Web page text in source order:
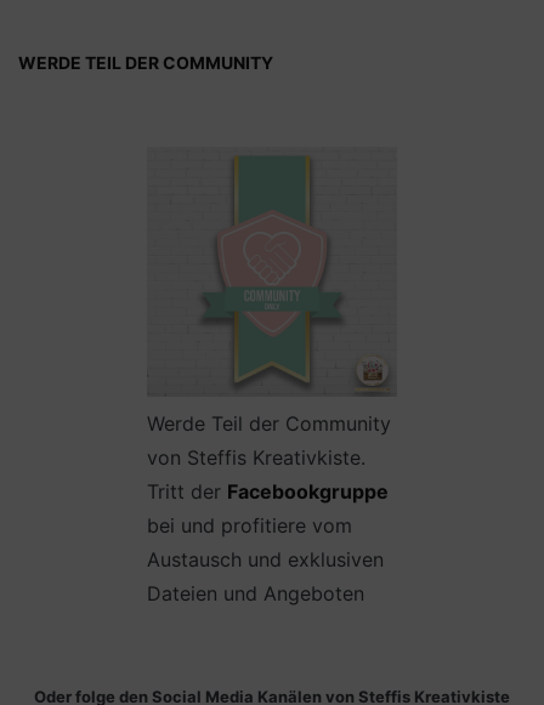
WERDE TEIL DER COMMUNITY
Werde Teil der Community
von Steffis Kreativkiste.
Tritt der Facebookgruppe
bei und profitiere vom
Austausch und exklusiven
Dateien und Angeboten
Oder folge den Social Media Kanälen von Steffis Kreativkiste